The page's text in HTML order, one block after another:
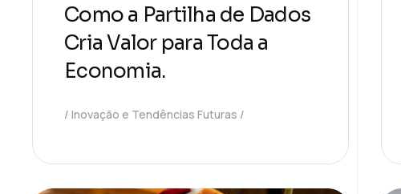
Como a Partilha de Dados
Cria Valor para Toda a
Economia.
Inovação e Tendências Futuras